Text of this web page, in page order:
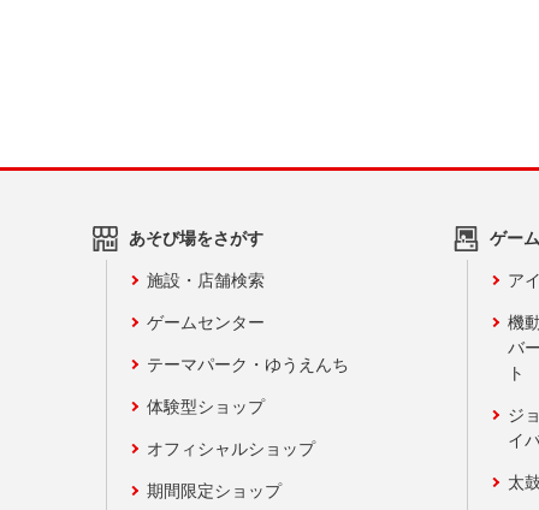
あそび場をさがす
施設・店舗検索
ゲームセンター
テーマパーク・ゆうえんち
体験型ショップ
オフィシャルショップ
期間限定ショップ
ゲー
ア
機
バ
ト
ジ
イ
太